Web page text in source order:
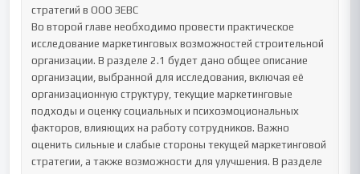
стратегий в ООО ЗЕВС
Во второй главе необходимо провести практическое
исследование маркетинговых возможностей строительной
организации. В разделе 2.1 будет дано общее описание
организации, выбранной для исследования, включая её
организационную структуру, текущие маркетинговые
подходы и оценку социальных и психоэмоциональных
факторов, влияющих на работу сотрудников. Важно
оценить сильные и слабые стороны текущей маркетинговой
стратегии, а также возможности для улучшения. В разделе